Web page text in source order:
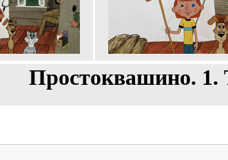
Простоквашино. 1.